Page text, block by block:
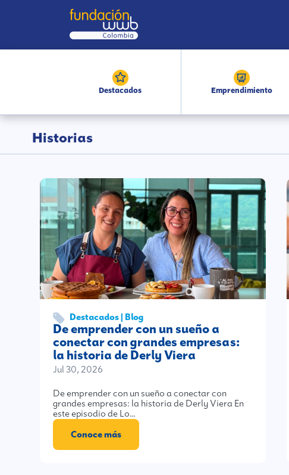
Destacados Emprendimiento
Historias
Destacados | Blog
De emprender con un sueño a
conectar con grandes empresas:
la historia de Derly Viera
Jul 30, 2026
De emprender con un sueño a conectar con
grandes empresas: la historia de Derly Viera En
este episodio de Lo…
Conoce más